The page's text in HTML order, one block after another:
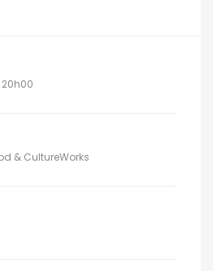
20h00
& CultureWorks